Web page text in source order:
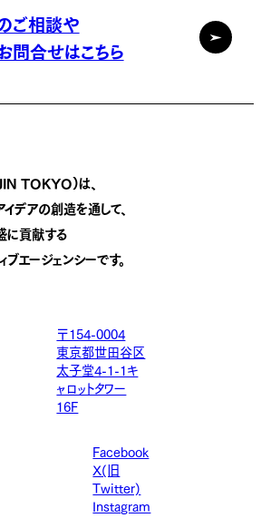
ご相談や
問合せはこちら
TOKYO)は、
デアの創造を通して、
に貢献する
ブエージェンシーです。
〒154-0004
東京都世田谷区
太子堂4-1-1キ
ャロットタワー
16F
Facebook
X(旧
Twitter)
Instagram